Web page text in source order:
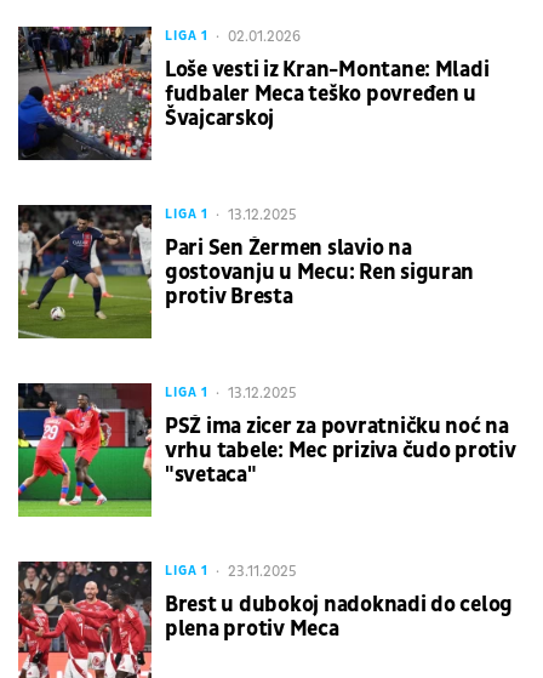
LIGA 1 02.01.2026
Loše vesti iz Kran-Montane: Mladi
fudbaler Meca teško povređen u
Švajcarskoj
LIGA 1 13.12.2025
Pari Sen Žermen slavio na
gostovanju u Mecu: Ren siguran
protiv Bresta
LIGA 1 13.12.2025
PSŽ ima zicer za povratničku noć na
vrhu tabele: Mec priziva čudo protiv
"svetaca"
LIGA 1 23.11.2025
Brest u dubokoj nadoknadi do celog
plena protiv Meca